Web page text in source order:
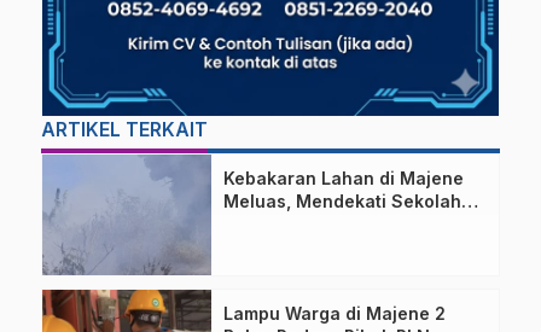
ARTIKEL TERKAIT
Kebakaran Lahan di Majene
Meluas, Mendekati Sekolah
Lampu Warga di Majene 2